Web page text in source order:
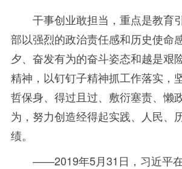
干事创业敢担当，重点是教育
部以强烈的政治责任感和历史使命
夕、奋发有为的奋斗姿态和越是艰
精神，以钉钉子精神抓工作落实，
哲保身、得过且过、敷衍塞责、懒
为，努力创造经得起实践、人民、
绩。
——2019年5月31日，习近平